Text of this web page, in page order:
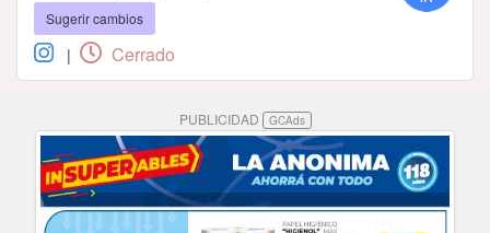
Sugerir cambios
| Cerrado
PUBLICIDAD GCAds